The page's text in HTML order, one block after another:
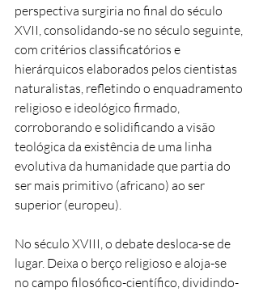
perspectiva surgiria no final do século
XVII, consolidando-se no século seguinte,
com critérios classificatórios e
hierárquicos elaborados pelos cientistas
naturalistas, refletindo o enquadramento
religioso e ideológico firmado,
corroborando e solidificando a visão
teológica da existência de uma linha
evolutiva da humanidade que partia do
ser mais primitivo (africano) ao ser
superior (europeu).
No século XVIII, o debate desloca-se de
lugar. Deixa o berço religioso e aloja-se
no campo filosófico-científico, dividindo-